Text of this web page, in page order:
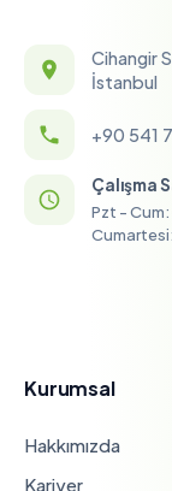
Cihangir
İstanbul
+90 541
Çalışma
Pzt -
Cumartesi:
Kurumsal
Hakkımızda
Kariyer